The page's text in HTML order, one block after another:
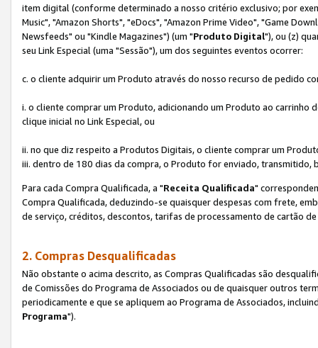
item digital (conforme determinado a nosso critério exclusivo; por
Music", "Amazon Shorts", "eDocs", "Amazon Prime Video", "Game
Newsfeeds" ou "Kindle Magazines") (um "Produto Digital"), ou (z)
seu Link Especial (uma "Sessão"), um dos seguintes eventos ocorrer:
c. o cliente adquirir um Produto através do nosso recurso de pedido
i. o cliente comprar um Produto, adicionando um Produto ao
clique inicial no Link Especial, ou
ii. no que diz respeito a Produtos Digitais, o cliente comprar um
iii. dentro de 180 dias da compra, o Produto for enviado, transmitido,
Para cada Compra Qualificada, a "Receita Qualificada"
Compra Qualificada, deduzindo-se quaisquer despesas com frete,
de serviço, créditos, descontos, tarifas de processamento de cartão
2. Compras Desqualificadas
Não obstante o acima descrito, as Compras Qualificadas são
de Comissões do Programa de Associados ou de quaisquer outros
periodicamente e que se apliquem ao Programa de Associados,
Programa").